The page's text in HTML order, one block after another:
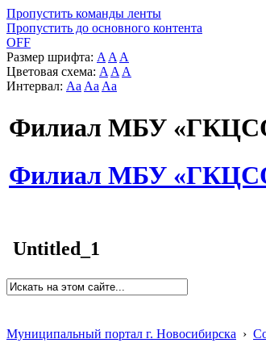
Пропустить команды ленты
Пропустить до основного контента
OFF
Размер шрифта: A A A
Цветовая схема: A A A
Интервал: Aa Aa Aa
Филиал МБУ
Филиал МБУ
Untitled_1
Муниципальный портал г. Новосибирска ›